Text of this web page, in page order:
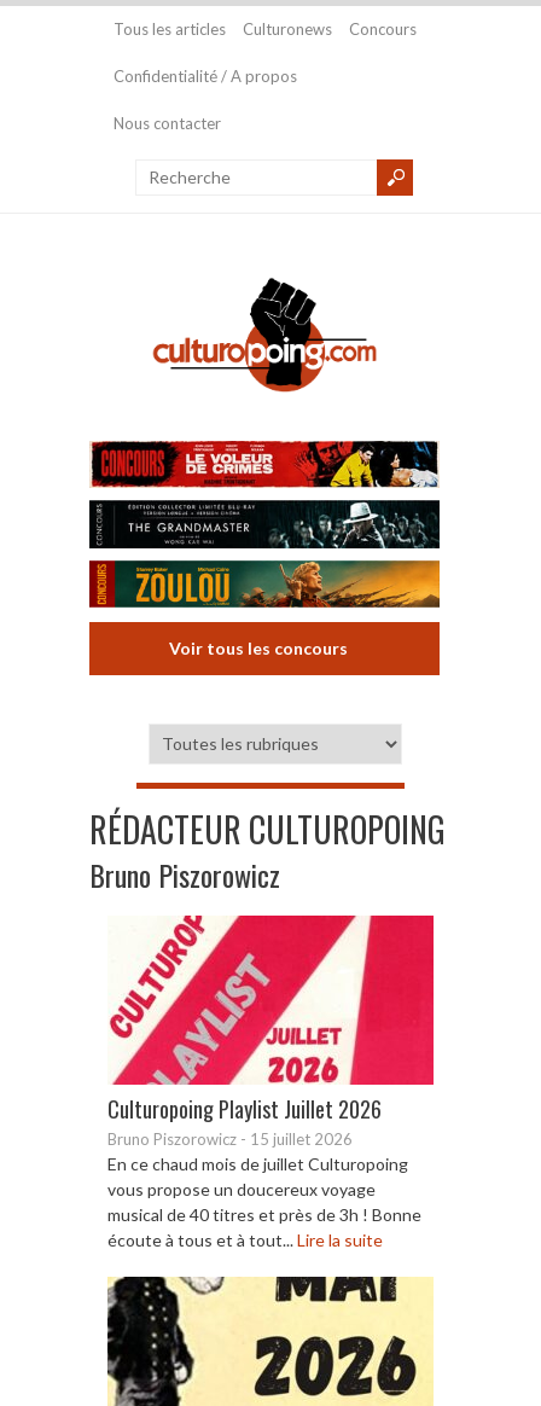
Tous les articles Culturonews Concours
Confidentialité / A propos
Nous contacter
Voir tous les concours
RÉDACTEUR CULTUROPOING
Bruno Piszorowicz
Culturopoing Playlist Juillet 2026
Bruno Piszorowicz - 15 juillet 2026
En ce chaud mois de juillet Culturopoing
vous propose un doucereux voyage
musical de 40 titres et près de 3h ! Bonne
écoute à tous et à tout...Lire la suite